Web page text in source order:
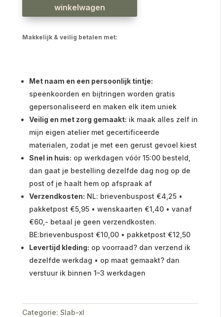
winkelwagen
Makkelijk & veilig betalen met:
Met naam en een persoonlijk tintje:
speenkoorden en bijtringen worden gratis
gepersonaliseerd en maken elk item uniek
Veilig en met zorg gemaakt: ik maak alles zelf in
mijn eigen atelier met gecertificeerde
materialen, zodat je met een gerust gevoel kiest
Snel in huis: op werkdagen vóór 15:00 besteld,
dan gaat je bestelling dezelfde dag nog op de
post of je haalt hem op afspraak af
Verzendkosten: NL: brievenbuspost €4,25 •
pakketpost €5,95 • wenskaarten €1,40 • vanaf
€60,- betaal je geen verzendkosten.
BE:brievenbuspost €10,00 • pakketpost €12,50
Levertijd kleding: op voorraad? dan verzend ik
dezelfde werkdag • op maat gemaakt? dan
verstuur ik binnen 1–3 werkdagen
Categorie: Slab-xl